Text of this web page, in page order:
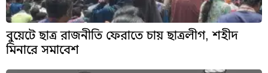
বুয়েটে ছাত্র রাজনীতি ফেরাতে চায় ছাত্রলীগ, শহীদ
মিনারে সমাবেশ